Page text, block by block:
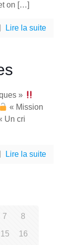
on […]
Lire la suite
»
« Mission
Un cri
Lire la suite
7 8
15 16